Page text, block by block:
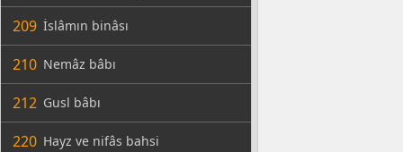
209 İslâmın binâsı
210 Nemâz bâbı
212 Gusl bâbı
220 Hayz ve nifâs bahsi